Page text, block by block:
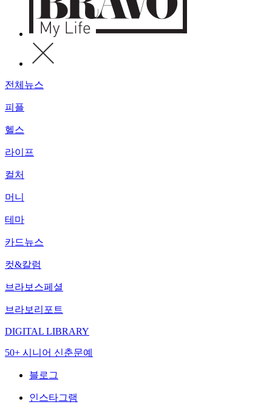
전체뉴스
피플
헬스
라이프
컬처
머니
테마
카드뉴스
컷&칼럼
브라보스페셜
브라보리포트
DIGITAL LIBRARY
50+ 시니어 신춘문예
블로그
인스타그램